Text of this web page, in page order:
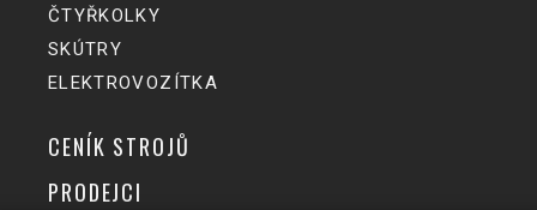
ČTYŘKOLKY
SKÚTRY
ELEKTROVOZÍTKA
CENÍK STROJŮ
PRODEJCI